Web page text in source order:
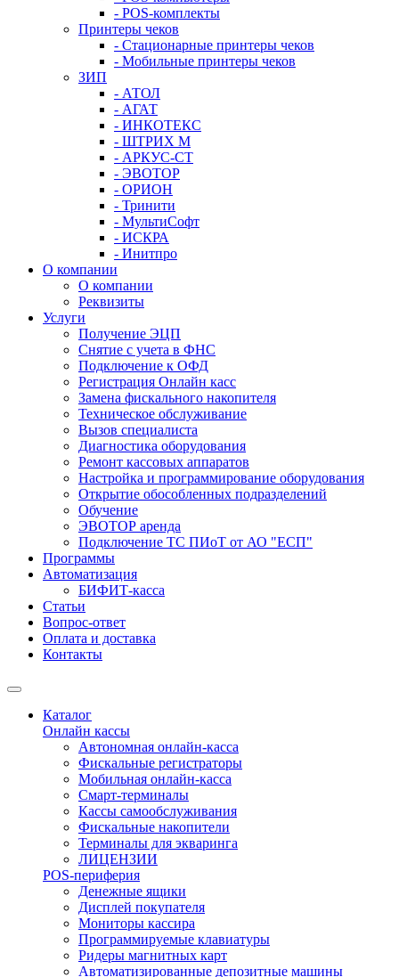
- POS-комплекты
Принтеры чеков
- Стационарные принтеры чеков
- Мобильные принтеры чеков
ЗИП
- АТОЛ
- АГАТ
- ИНКОТЕКС
- ШТРИХ М
- АРКУС-СТ
- ЭВОТОР
- ОРИОН
- Тринити
- МультиСофт
- ИСКРА
- Инитпро
О компании
О компании
Реквизиты
Услуги
Получение ЭЦП
Снятие с учета в ФНС
Подключение к ОФД
Регистрация Онлайн касс
Замена фискального накопителя
Техническое обслуживание
Вызов специалиста
Диагностика оборудования
Ремонт кассовых аппаратов
Настройка и программирование оборудования
Открытие обособленных подразделений
Обучение
ЭВОТОР аренда
Подключение ТС ПИоТ от АО "ЕСП"
Программы
Автоматизация
БИФИТ-касса
Статьи
Вопрос-ответ
Оплата и доставка
Контакты
Каталог
Онлайн кассы
Автономная онлайн-касса
Фискальные регистраторы
Мобильная онлайн-касса
Смарт-терминалы
Кассы самообслуживания
Фискальные накопители
Терминалы для экваринга
ЛИЦЕНЗИИ
POS-периферия
Денежные ящики
Дисплей покупателя
Мониторы кассира
Программируемые клавиатуры
Ридеры магнитных карт
Автоматизированные депозитные машины